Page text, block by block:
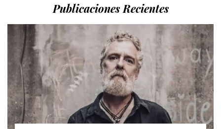
Publicaciones Recientes